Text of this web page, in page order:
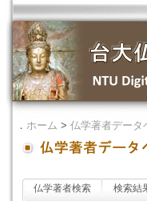
． ホーム > 仏学著者データ
仏学著者検索 検索結